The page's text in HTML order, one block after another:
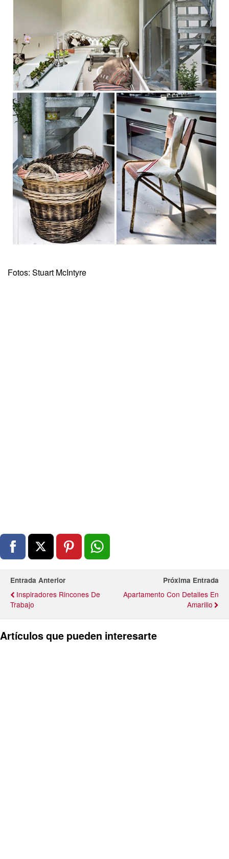
Fotos: Stuart McIntyre
Entrada Anterior
Inspiradores Rincones De
Trabajo
Próxima Entrada
Apartamento Con Detalles En
Amarillo
Artículos que pueden interesarte